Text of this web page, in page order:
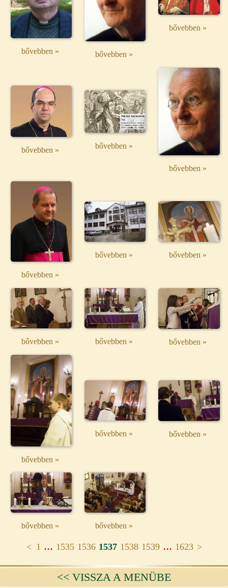
bővebben » bővebben »
bővebben »
bővebben » bővebben »
bővebben »
bővebben »
bővebben » bővebben »
bővebben » bővebben » bővebben »
bővebben »
bővebben » bővebben »
bővebben » bővebben »
< 1 ... 1535 1536 1537 1538 1539 ... 1623 >
<< VISSZA A MENÜBE